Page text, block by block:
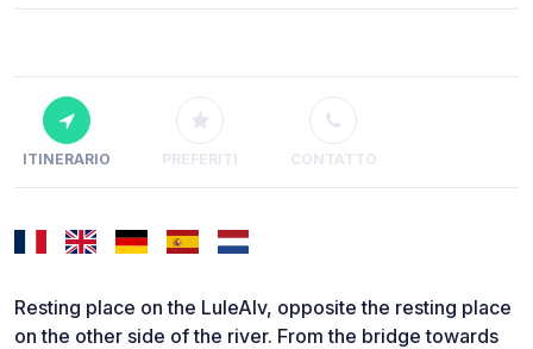
ITINERARIO PREFERITI CONTATTO
Resting place on the LuleAlv, opposite the resting place
on the other side of the river. From the bridge towards